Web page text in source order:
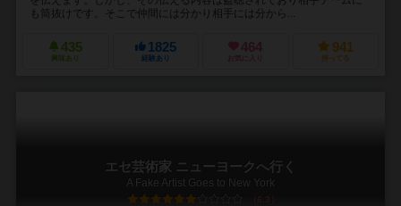
も筒抜けです。そこで仲間には分かり相手には分から...
435
興味あり
1825
経験あり
464
お気に入り
941
持ってる
エセ芸術家 ニューヨークへ行く
A Fake Artist Goes to New York
6.3